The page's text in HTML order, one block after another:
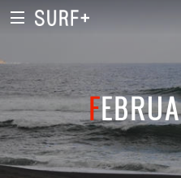
South Ibaraki
North Chiba